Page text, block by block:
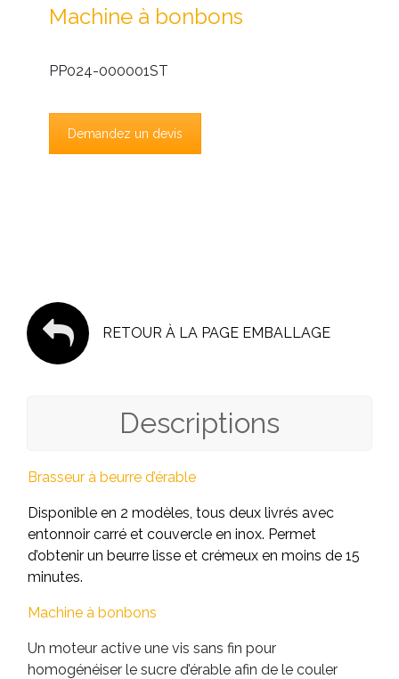
Machine à bonbons
PP024-000001ST
Demandez un devis
RETOUR À LA PAGE EMBALLAGE
Descriptions
Brasseur à beurre d’érable
Disponible en 2 modèles, tous deux livrés avec
entonnoir carré et couvercle en inox. Permet
d’obtenir un beurre lisse et crémeux en moins de 15
minutes.
Machine à bonbons
Un moteur active une vis sans fin pour
homogénéiser le sucre d’érable afin de le couler